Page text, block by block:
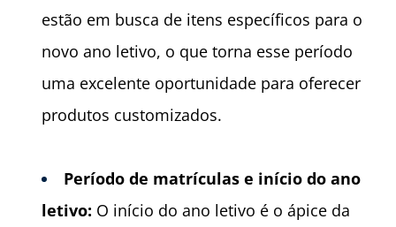
estão em busca de itens específicos para o
novo ano letivo, o que torna esse período
uma excelente oportunidade para oferecer
produtos customizados.
Período de matrículas e início do ano
letivo: O início do ano letivo é o ápice da